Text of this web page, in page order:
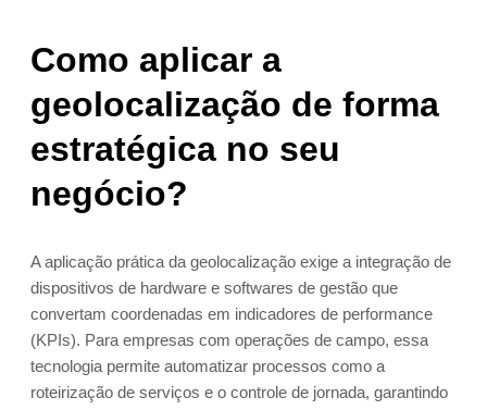
Como aplicar a
geolocalização de forma
estratégica no seu
negócio?
A aplicação prática da geolocalização exige a integração de
dispositivos de hardware e softwares de gestão que
convertam coordenadas em indicadores de performance
(KPIs). Para empresas com operações de campo, essa
tecnologia permite automatizar processos como a
roteirização de serviços e o controle de jornada, garantindo